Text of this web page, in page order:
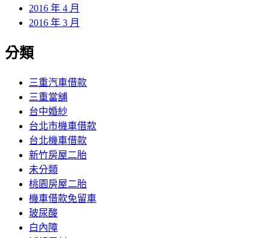
2016 年 4 月
2016 年 3 月
分類
三重汽車借款
三重當舖
台中婚紗
台北市機車借款
台北機車借款
新竹房屋二胎
未分類
桃園房屋二胎
機車借款免留車
玻尿酸
白內障